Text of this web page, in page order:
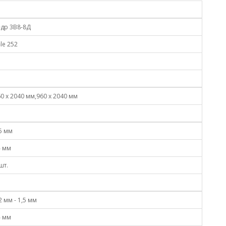
3В8-8Д
252
x 2040 мм,960 x 2040 мм
мм
мм
мм - 1,5 мм
мм